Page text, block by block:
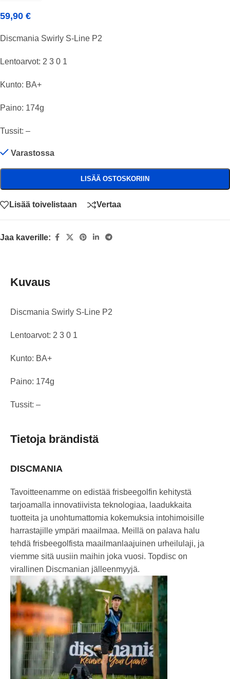
59,90 €
Discmania Swirly S-Line P2
Lentoarvot: 2 3 0 1
Kunto: BA+
Paino: 174g
Tussit: –
Varastossa
LISÄÄ OSTOSKORIIN
Lisää toivelistaan Vertaa
Jaa kaverille:
Kuvaus
Discmania Swirly S-Line P2
Lentoarvot: 2 3 0 1
Kunto: BA+
Paino: 174g
Tussit: –
Tietoja brändistä
DISCMANIA
Tavoitteenamme on edistää frisbeegolfin kehitystä
tarjoamalla innovatiivista teknologiaa, laadukkaita
tuotteita ja unohtumattomia kokemuksia intohimoisille
harrastajille ympäri maailmaa. Meillä on palava halu
tehdä frisbeegolfista maailmanlaajuinen urheilulaji, ja
viemme sitä uusiin maihin joka vuosi. Topdisc on
virallinen Discmanian jälleenmyyjä.